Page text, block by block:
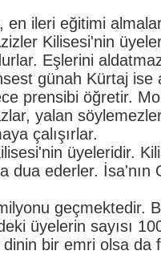
ileri eğitimi
Kilisesi'nin
Eşlerini
günah Kürtaj ise
prensibi öğretir.
yalan
çalışırlar.
üyeleridir.
dua ederler. İsa'nın
geçmektedir.
üyelerin sayısı
bir emri olsa da